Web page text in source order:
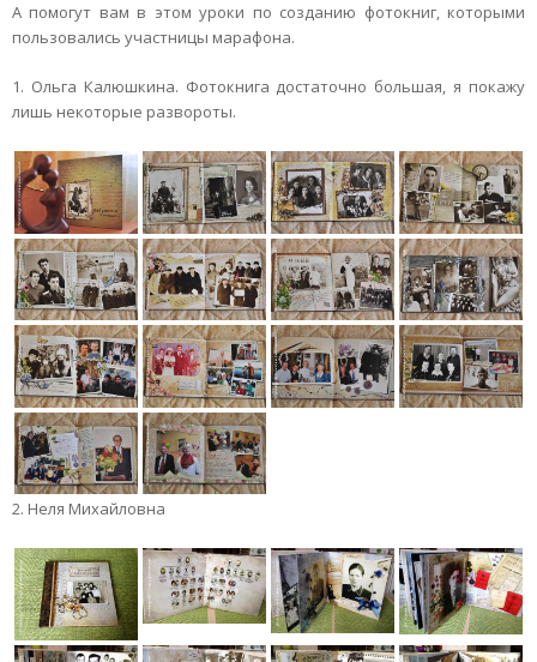
А помогут вам в этом уроки по созданию фотокниг, которыми
пользовались участницы марафона.
1. Ольга Калюшкина. Фотокнига достаточно большая, я покажу
лишь некоторые развороты.
2. Неля Михайловна